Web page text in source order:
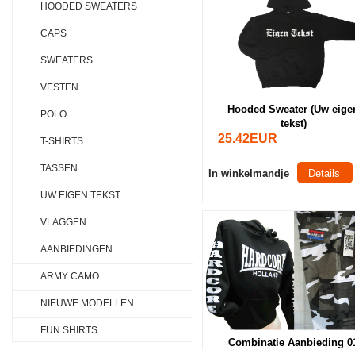
Hooded Sweater (Uw
tekst)
25.42EUR
In winkelmandje Details
Combinatie Aanbieding
HOODED SWEATERS
CAPS
SWEATERS
VESTEN
POLO
T-SHIRTS
TASSEN
UW EIGEN TEKST
VLAGGEN
AANBIEDINGEN
ARMY CAMO
NIEUWE MODELLEN
FUN SHIRTS